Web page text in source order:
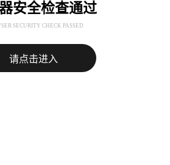
安全检查通过
SECURITY CHECK PASSED
请点击进入